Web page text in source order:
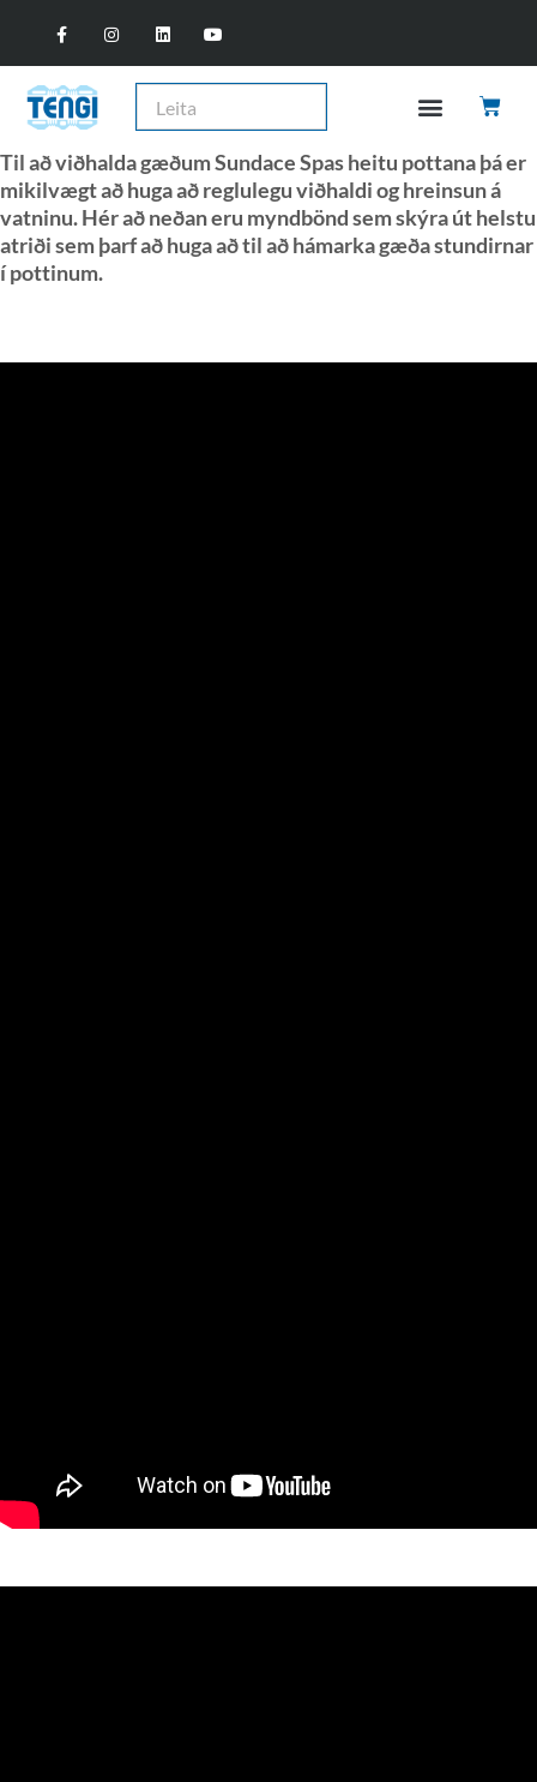
Til að viðhalda gæðum Sundace Spas heitu pottana þá er
mikilvægt að huga að reglulegu viðhaldi og hreinsun á
vatninu. Hér að neðan eru myndbönd sem skýra út helstu
atriði sem þarf að huga að til að hámarka gæða stundirnar
í pottinum.